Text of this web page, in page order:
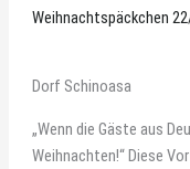
Weihnachtspäckchen
Dorf Schinoasa
„Wenn die Gäste aus
Weihnachten!“ Diese